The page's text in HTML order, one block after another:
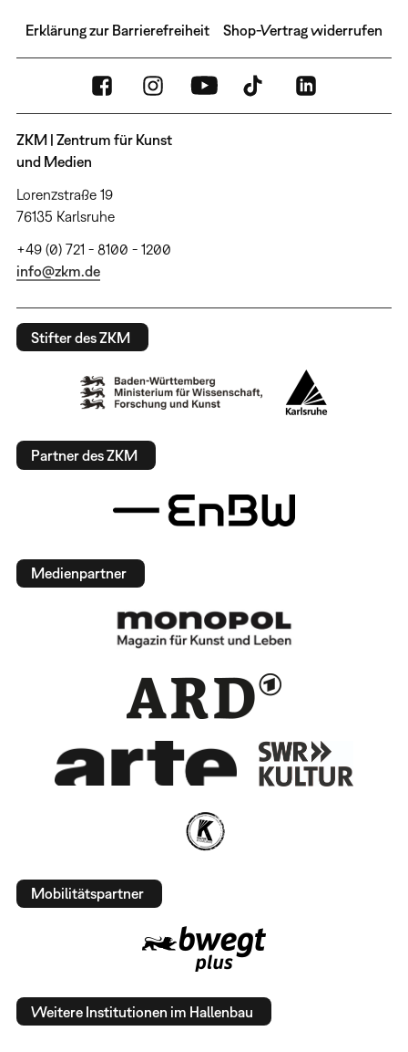
Erklärung zur Barrierefreiheit Shop-Vertrag widerrufen
ZKM | Zentrum für Kunst
und Medien
Lorenzstraße 19
76135 Karlsruhe
+49 (0) 721 - 8100 - 1200
info@zkm.de
Stifter des ZKM
Partner des ZKM
Medienpartner
Mobilitätspartner
Weitere Institutionen im Hallenbau